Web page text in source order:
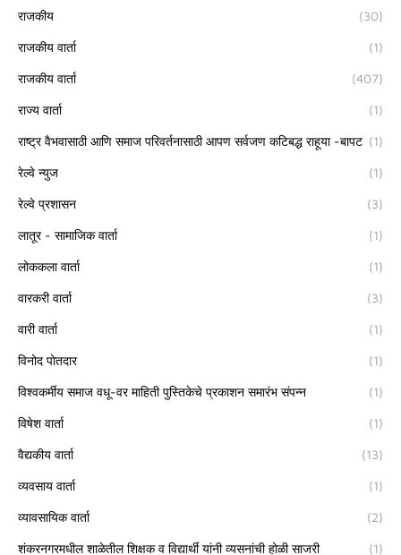
राजकीय (30)
राजकीय वार्ता (1)
राजकीय वार्ता (407)
राज्य वार्ता (1)
राष्ट्र वैभवासाठी आणि समाज परिवर्तनासाठी आपण सर्वजण कटिबद्ध राहूया -बापट (1)
रेल्वे न्युज (1)
रेल्वे प्रशासन (3)
लातूर - सामाजिक वार्ता (1)
लोककला वार्ता (1)
वारकरी वार्ता (3)
वारी वार्ता (1)
विनोद पोतदार (1)
विश्वकर्मीय समाज वधू-वर माहिती पुस्तिकेचे प्रकाशन समारंभ संपन्न (1)
विषेश वार्ता (1)
वैद्यकीय वार्ता (13)
व्यवसाय वार्ता (1)
व्यावसायिक वार्ता (2)
शंकरनगरमधील शाळेतील शिक्षक व विद्यार्थी यांनी व्यसनांची होळी साजरी (1)